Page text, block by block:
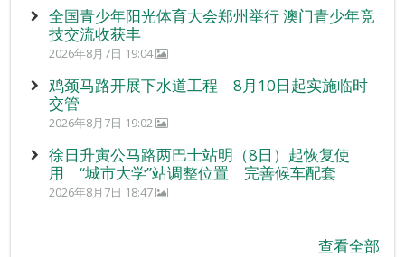
全国青少年阳光体育大会郑州举行 澳门青少年竞
技交流收获丰
2026年8月7日 19:04
鸡颈马路开展下水道工程 8月10日起实施临时
交管
2026年8月7日 19:02
徐日升寅公马路两巴士站明（8日）起恢复使
用 “城市大学”站调整位置 完善候车配套
2026年8月7日 18:47
查看全部